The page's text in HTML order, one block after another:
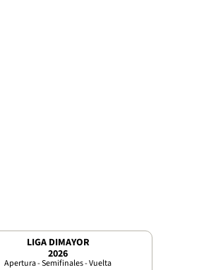
LIGA DIMAYOR
2026
Apertura - Semifinales - Vuelta